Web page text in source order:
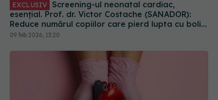
EXCLUSIV
esențial. Prof. dr. Victor Costache (SANADOR):
Reduce numărul copiilor care pierd lupta cu bolile
cardiace
09 feb 2026, 13:20